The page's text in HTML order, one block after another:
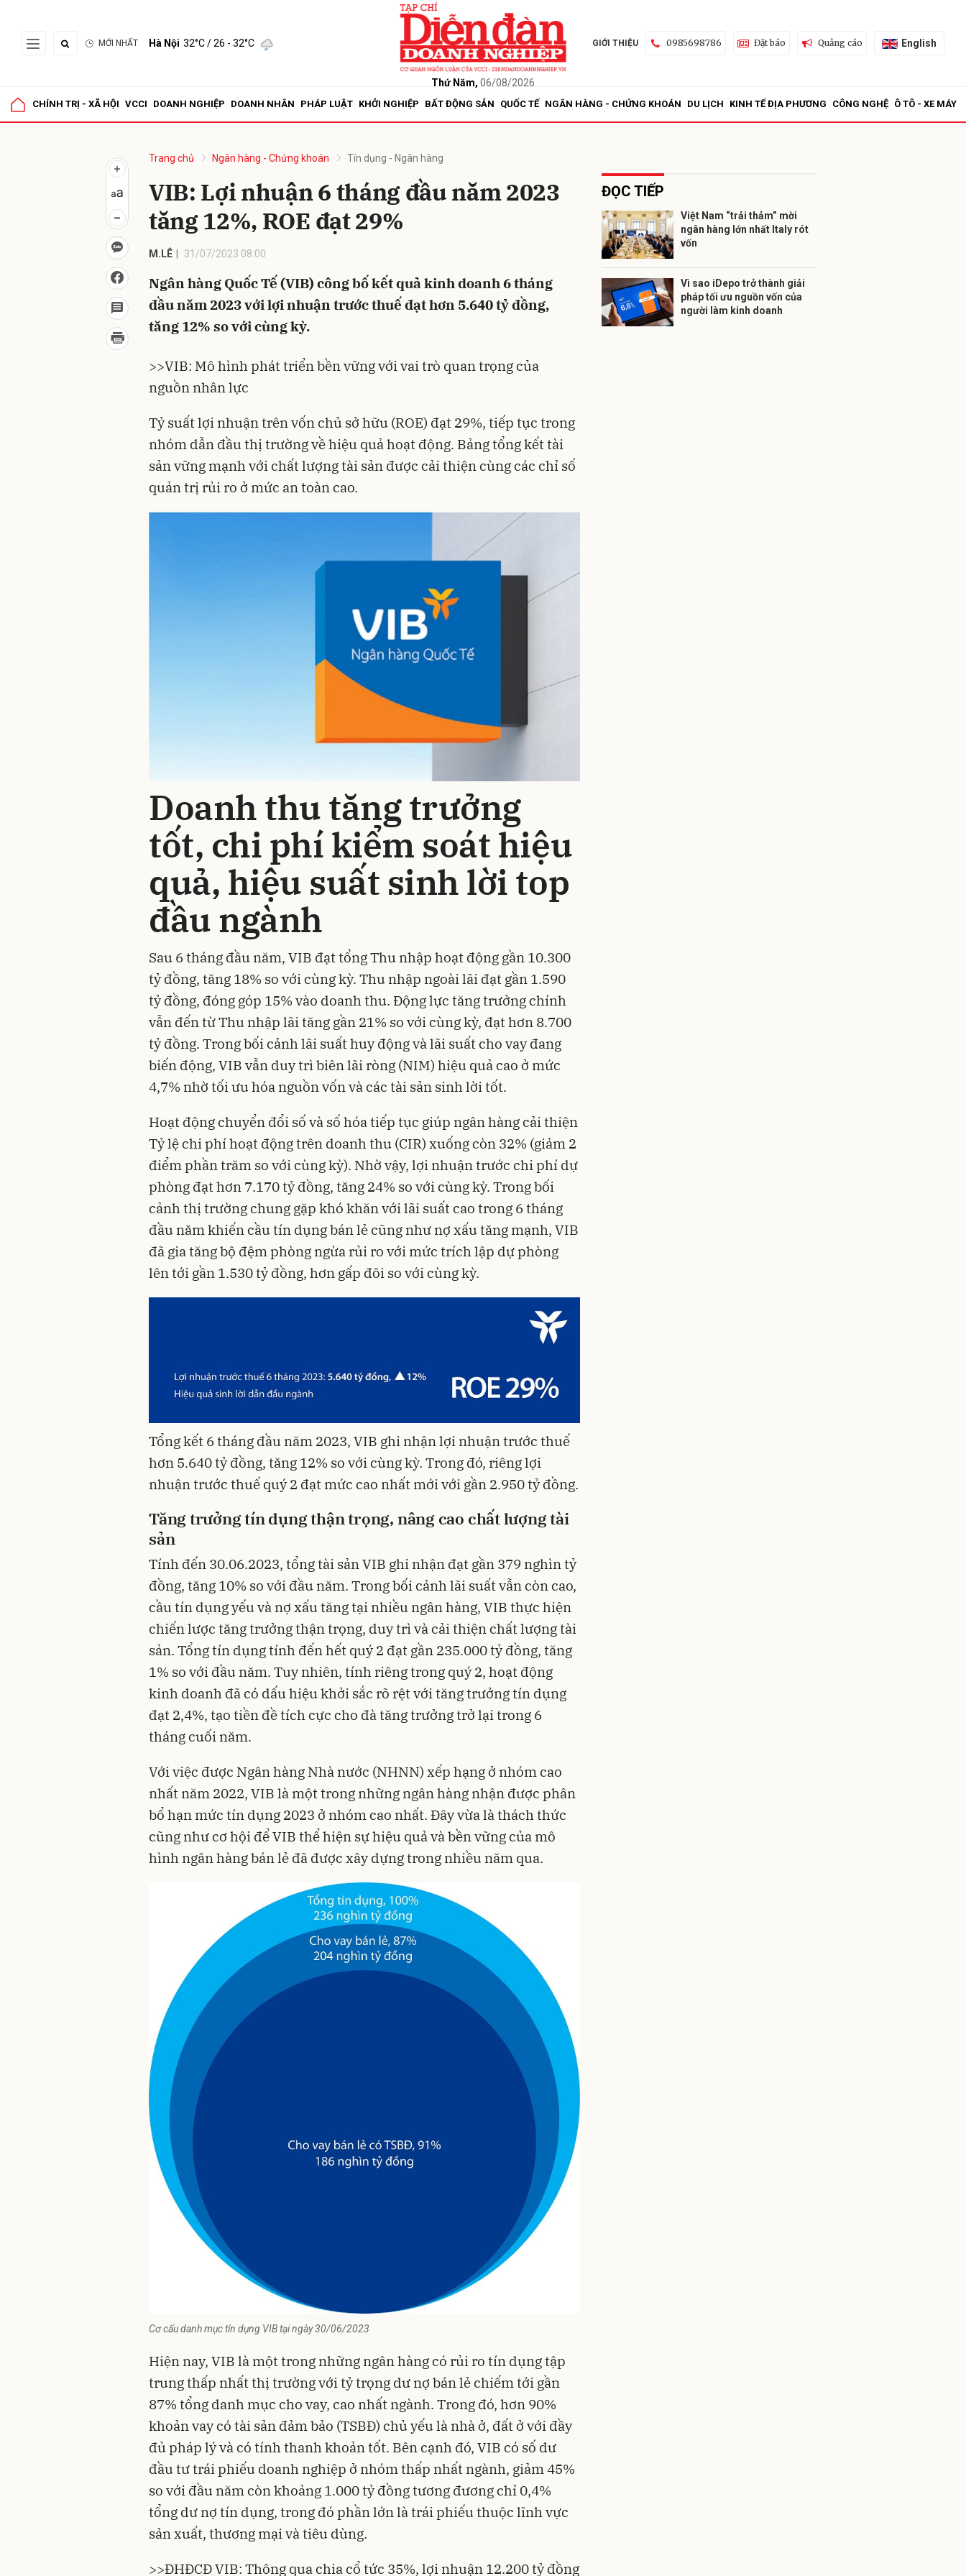
MỚI NHẤT Hà Nội 32°C/ 26 - 32°C
Thứ Năm, 06/08/2026
GIỚI THIỆU 0985698786 Đặt báo Quảng cáo English
CHÍNH TRỊ - XÃ HỘI VCCI DOANH NGHIỆP DOANH NHÂN PHÁP LUẬT KHỞI NGHIỆP BẤT ĐỘNG SẢN QUỐC TẾ NGÂN HÀNG - CHỨNG KHOÁN DU LỊCH KINH TẾ ĐỊA PHƯƠNG CÔNG NGHỆ Ô TÔ - XE MÁY
Trang chủ Ngân hàng - Chứng khoán Tín dụng - Ngân hàng
VIB: Lợi nhuận 6 tháng đầu năm 2023
tăng 12%, ROE đạt 29%
M.LÊ 31/07/2023 08:00
Ngân hàng Quốc Tế (VIB) công bố kết quả kinh doanh 6 tháng
đầu năm 2023 với lợi nhuận trước thuế đạt hơn 5.640 tỷ đồng,
tăng 12% so với cùng kỳ.
>>VIB: Mô hình phát triển bền vững với vai trò quan trọng của
nguồn nhân lực
Tỷ suất lợi nhuận trên vốn chủ sở hữu (ROE) đạt 29%, tiếp tục trong
nhóm dẫn đầu thị trường về hiệu quả hoạt động. Bảng tổng kết tài
sản vững mạnh với chất lượng tài sản được cải thiện cùng các chỉ số
quản trị rủi ro ở mức an toàn cao.
Doanh thu tăng trưởng
tốt, chi phí kiểm soát hiệu
quả, hiệu suất sinh lời top
đầu ngành
Sau 6 tháng đầu năm, VIB đạt tổng Thu nhập hoạt động gần 10.300
tỷ đồng, tăng 18% so với cùng kỳ. Thu nhập ngoài lãi đạt gần 1.590
tỷ đồng, đóng góp 15% vào doanh thu. Động lực tăng trưởng chính
vẫn đến từ Thu nhập lãi tăng gần 21% so với cùng kỳ, đạt hơn 8.700
tỷ đồng. Trong bối cảnh lãi suất huy động và lãi suất cho vay đang
biến động, VIB vẫn duy trì biên lãi ròng (NIM) hiệu quả cao ở mức
4,7% nhờ tối ưu hóa nguồn vốn và các tài sản sinh lời tốt.
Hoạt động chuyển đổi số và số hóa tiếp tục giúp ngân hàng cải thiện
Tỷ lệ chi phí hoạt động trên doanh thu (CIR) xuống còn 32% (giảm 2
điểm phần trăm so với cùng kỳ). Nhờ vậy, lợi nhuận trước chi phí dự
phòng đạt hơn 7.170 tỷ đồng, tăng 24% so với cùng kỳ. Trong bối
cảnh thị trường chung gặp khó khăn với lãi suấtcao trong 6 tháng
đầu năm khiến cầu tín dụng bán lẻ cũng như nợ xấu tăng mạnh, VIB
đã gia tăng bộ đệm phòng ngừa rủi ro với mức trích lập dự phòng
lên tới gần 1.530 tỷ đồng, hơn gấp đôi so với cùng kỳ.
Tổng kết 6 tháng đầu năm 2023, VIB ghi nhận lợi nhuận trước thuế
hơn 5.640 tỷ đồng, tăng 12% so với cùng kỳ. Trong đó, riêng lợi
nhuận trước thuế quý 2 đạt mức cao nhất mới với gần 2.950 tỷ đồng.
Tăng trưởng tín dụng thận trọng, nâng cao chất lượng tài
sản
Tính đến 30.06.2023, tổng tài sản VIB ghi nhận đạt gần 379 nghìn tỷ
đồng, tăng 10% so với đầu năm. Trong bối cảnh lãi suất vẫn còn cao,
cầu tín dụng yếu và nợ xấu tăng tại nhiều ngân hàng, VIB thực hiện
chiến lược tăng trưởng thận trọng, duy trì và cải thiện chất lượng tài
sản. Tổng tín dụng tính đến hết quý 2 đạt gần 235.000 tỷ đồng, tăng
1% so với đầu năm. Tuy nhiên, tính riêng trong quý 2, hoạt động
kinh doanh đã có dấu hiệu khởi sắc rõ rệt với tăng trưởng tín dụng
đạt 2,4%, tạo tiền đề tích cực cho đà tăng trưởng trở lại trong 6
tháng cuối năm.
Với việc được Ngân hàng Nhà nước (NHNN) xếp hạng ở nhóm cao
nhất năm 2022, VIB là một trong những ngân hàng nhận được phân
bổ hạn mức tín dụng 2023 ở nhóm cao nhất. Đây vừa là thách thức
cũng như cơ hội để VIB thể hiện sự hiệu quả và bền vững của mô
hình ngân hàng bán lẻ đã được xây dựng trong nhiều năm qua.
Cơ cấu danh mục tín dụng VIB tại ngày 30/06/2023
Hiện nay, VIB là một trong những ngân hàng có rủi ro tín dụng tập
trung thấp nhất thị trường với tỷ trọng dư nợ bán lẻ chiếm tới gần
87% tổng danh mục cho vay, cao nhất ngành. Trong đó, hơn 90%
khoản vay có tài sản đảm bảo (TSBĐ) chủ yếu là nhà ở, đất ở với đầy
đủ pháp lý và có tính thanh khoản tốt. Bên cạnh đó, VIB có số dư
đầu tư trái phiếu doanh nghiệp ở nhóm thấp nhất ngành, giảm 45%
so với đầu năm còn khoảng 1.000 tỷ đồng tương đương chỉ 0,4%
tổng dư nợ tín dụng, trong đó phần lớn là trái phiếu thuộc lĩnh vực
sản xuất, thương mại và tiêu dùng.
>>ĐHĐCĐ VIB: Thông qua chia cổ tức 35%, lợi nhuận 12.200 tỷ đồng
ĐỌC TIẾP
Việt Nam “trải thảm” mời
ngân hàng lớn nhất Italy rót
vốn
Vì sao iDepo trở thành giải
pháp tối ưu nguồn vốn của
người làm kinh doanh
Gửi